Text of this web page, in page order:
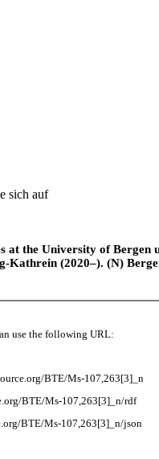
sich auf
the University of
Kathrein (2020–). (N)
use the following URL:
BTE/Ms-107,263[3]_n
BTE/Ms-107,263[3]_n/rdf
BTE/Ms-107,263[3]_n/json